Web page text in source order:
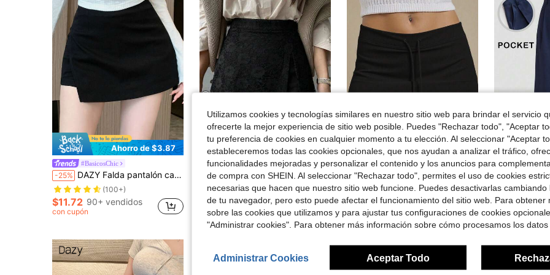
Ahorro de $3.87
#BasicosChic
-25% DAZY Falda pantalón casual de unicolor con abertura lateral para mujer
(100+)
$11.72 90+ vendidos
con cupón
Ahorro de $2.39
Dazy
-16% DAZY Pantalones cortos de mujer de unicolor con abertura lateral de encaje
$12.40 50+ vendidos
con cupón
28
Ahorro de $1.44
Rina Fox
-15% SHEIN X ITS MICH Rina Fox Pantalones cortos de mujer de talle bajo con cordón
en Selecciones de tendencias de K-J Pantalones De
¡Casi agotado!
#1 Más vendidos en Selecciones de tendencias de K-J Pantalones De
¡Casi agotado!
#1 Más vendidos en Selecciones de tendencias de K-J Pantalones De
¡Casi agotado!
#1 Más vendidos
¡Casi agotado!
$8.05 10k+ vendidos
16
-25% Pantalones de diseño minimalista Vela Rue, pantalones de traje azul
$14.02
Utilizamos cookies y tecnologías similares en nuestro sitio web para brindar el servicio
ofrecerte la mejor experiencia de sitio web posible. Puedes "Rechazar todo", "Aceptar
tu preferencia de cookies en cualquier momento a tu elección. Al seleccionar "Aceptar
estableceremos todas las cookies opcionales, que nos ayudan a analizar el tráfico,
funcionalidades mejoradas y personalizar el contenido y los anuncios para
de compra con SHEIN. Al seleccionar "Rechazar todo", permites el uso de cookies
necesarias que hacen que nuestro sitio web funcione. Puedes desactivarlas cambiando
de tu navegador, pero esto puede afectar el funcionamiento del sitio web. Para obtener
sobre las cookies que utilizamos y para ajustar tus configuraciones de cookies
"Administrar cookies". Para obtener más información sobre cómo procesamos los datos
Administrar Cookies Aceptar Todo